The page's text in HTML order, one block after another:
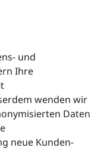
und
Ihre
wenden wir
Daten
neue Kunden-